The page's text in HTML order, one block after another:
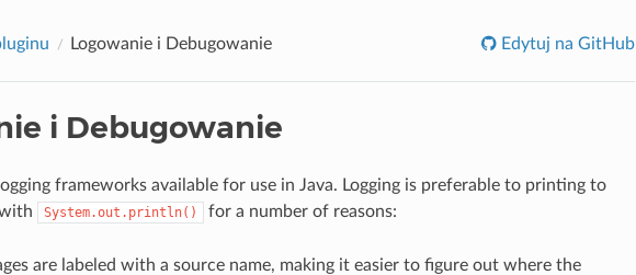
Logowanie i Debugowanie Edytuj na GitHub
i Debugowanie
frameworks available for use in Java. Logging is preferable to printing to
System.out.println() for a number of reasons:
are labeled with a source name, making it easier to figure out where the